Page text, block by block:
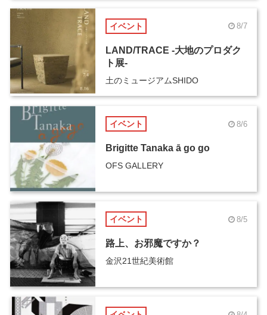
イベント 8/7
LAND/TRACE -大地のプロダク
ト展-
土のミュージアムSHIDO
イベント 8/6
Brigitte Tanaka ā go go
OFS GALLERY
イベント 8/5
路上、お邪魔ですか？
金沢21世紀美術館